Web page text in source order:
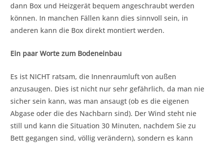
dann Box und Heizgerät bequem angeschraubt werden
können. In manchen Fällen kann dies sinnvoll sein, in
anderen kann die Box direkt montiert werden.
Ein paar Worte zum Bodeneinbau
Es ist NICHT ratsam, die Innenraumluft von außen
anzusaugen. Dies ist nicht nur sehr gefährlich, da man nie
sicher sein kann, was man ansaugt (ob es die eigenen
Abgase oder die des Nachbarn sind). Der Wind steht nie
still und kann die Situation 30 Minuten, nachdem Sie zu
Bett gegangen sind, völlig verändern), sondern es kann